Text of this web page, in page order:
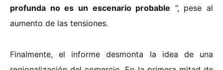
profunda no es un escenario probable ”, pese al
aumento de las tensiones.
Finalmente, el informe desmonta la idea de una